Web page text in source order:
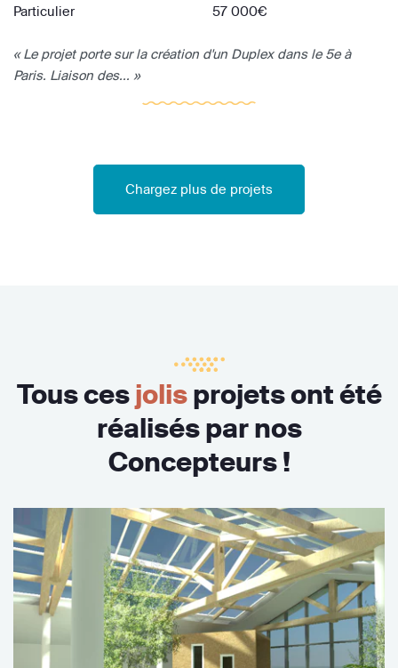
Particulier
57 000€
« Le projet porte sur la création d'un Duplex dans le 5e à
Paris. Liaison des... »
Chargez plus de projets
Tous cesjolisprojets ont été
réalisés par nos
Concepteurs !